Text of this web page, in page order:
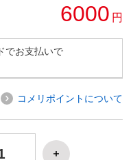
6000 円
でお支払いで
コメリポイントについて